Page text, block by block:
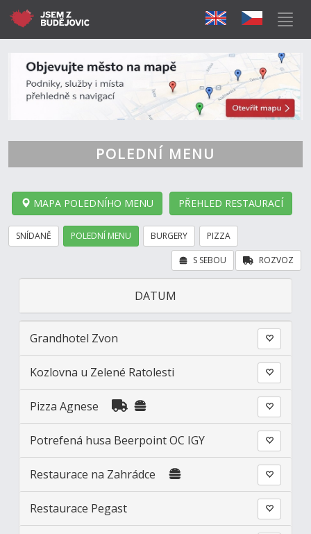
POLEDNÍ MENU
MAPA POLEDNÍHO MENU PŘEHLED RESTAURACÍ
SNÍDANĚ POLEDNÍ MENU BURGERY PIZZA
ROZVOZ
S SEBOU
DATUM
Grandhotel Zvon
Kozlovna u Zelené Ratolesti
Pizza Agnese
Potrefená husa Beerpoint OC IGY
Restaurace na Zahrádce
Restaurace Pegast